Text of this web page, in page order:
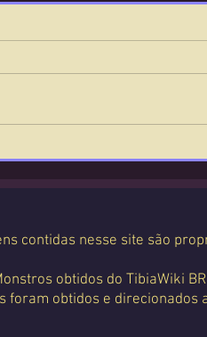
contidas nesse site são
obtidos do TibiaWiki
foram obtidos e direcionados